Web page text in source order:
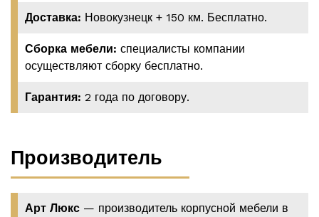
Доставка: Новокузнецк + 150 км. Бесплатно.
Сборка мебели: специалисты компании
осуществляют сборку бесплатно.
Гарантия: 2 года по договору.
Производитель
Арт Люкс — производитель корпусной мебели в